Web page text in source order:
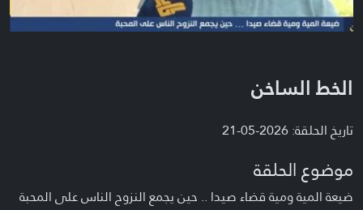
الخط الساخن
تاريخ الحلقة: 2026-05-21
موضوع الحلقة
ضيعة المية ومية قضاء صيدا .. حين يجمع النزوح الناس على المحبة